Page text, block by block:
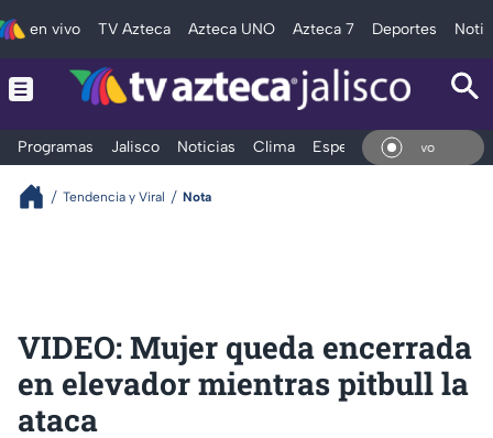
en vivo TV Azteca Azteca UNO Azteca 7 Deportes
Programas Jalisco Noticias Clima Espectáculos Deportes
En
Tendencia y Viral Nota
VIDEO: Mujer queda encerrada
en elevador mientras pitbull la
ataca